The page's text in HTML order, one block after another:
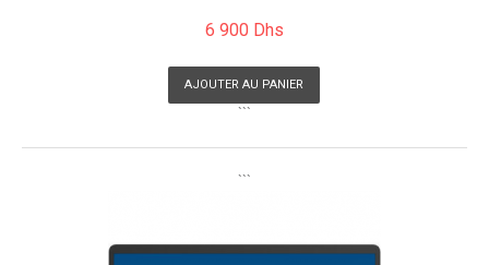
6 900 Dhs
AJOUTER AU PANIER
```
```